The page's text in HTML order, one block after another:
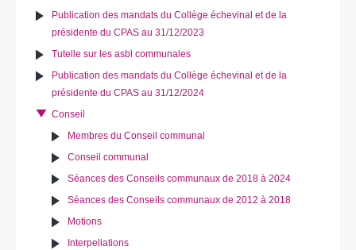
Publication des mandats du Collège échevinal et de la
présidente du CPAS au 31/12/2023
Tutelle sur les asbl communales
Publication des mandats du Collège échevinal et de la
présidente du CPAS au 31/12/2024
Conseil
Membres du Conseil communal
Conseil communal
Séances des Conseils communaux de 2018 à 2024
Séances des Conseils communaux de 2012 à 2018
Motions
Interpellations